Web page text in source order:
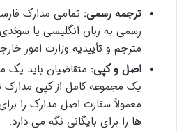
ترجمه رسمی: تمامی مدارک
رسمی به زبان انگلیسی یا
مترجم و تأییدیه وزارت امور
اصل و کپی: متقاضیان باید یک
یک مجموعه کامل از کپی مدارک
معمولاً سفارت اصل مدارک را
ها را برای بایگانی نگه می دارد.